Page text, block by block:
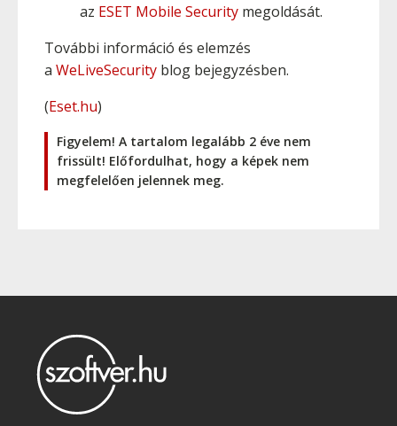
az ESET Mobile Security megoldását.
További információ és elemzés
a WeLiveSecurity blog bejegyzésben.
(Eset.hu)
Figyelem! A tartalom legalább 2 éve nem
frissült! Előfordulhat, hogy a képek nem
megfelelően jelennek meg.